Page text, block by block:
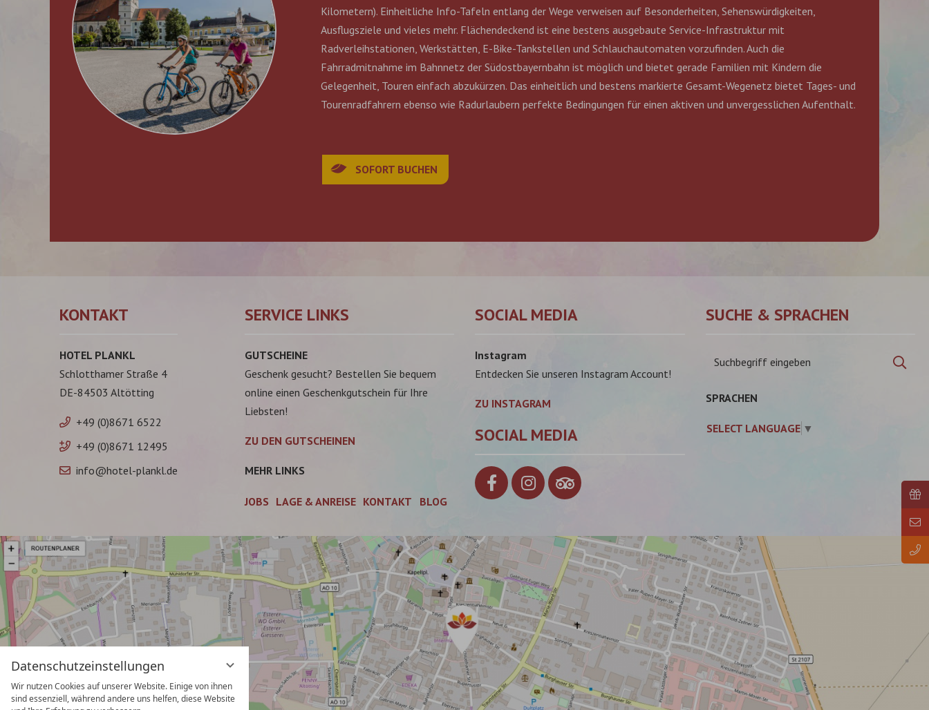
Datenschutzeinstellungen
Wir nutzen Cookies auf unserer Website. Einige von ihnen
sind essenziell, während andere uns helfen, diese Website
Kilometern). Einheitliche Info-Tafeln entlang der Wege verweisen auf Besonderheiten, Sehenswürdigkeiten,
Ausflugsziele und vieles mehr. Flächendeckend ist eine bestens ausgebaute Service-Infrastruktur mit
Radverleihstationen, Werkstätten, E-Bike-Tankstellen und Schlauchautomaten vorzufinden. Auch die
Fahrradmitnahme im Bahnnetz der Südostbayernbahn ist möglich und bietet gerade Familien mit Kindern die
Gelegenheit, Touren einfach abzukürzen. Das einheitlich und bestens markierte Gesamt-Wegenetz bietet Tages- und
Tourenradfahrern ebenso wie Radurlaubern perfekte Bedingungen für einen aktiven und unvergesslichen Aufenthalt.
SOFORT BUCHEN
KONTAKT
HOTEL PLANKL
Schlotthamer Straße 4
DE-84503 Altötting
+49 (0)8671 6522
+49 (0)8671 12495
info@hotel-plankl.de
SERVICE LINKS
GUTSCHEINE
Geschenk gesucht? Bestellen Sie bequem
online einen Geschenkgutschein für Ihre
Liebsten!
ZU DEN GUTSCHEINEN
MEHR LINKS
JOBS LAGE & ANREISE KONTAKT BLOG
SOCIAL MEDIA
Instagram
Entdecken Sie unseren Instagram Account!
ZU INSTAGRAM
SOCIAL MEDIA
SUCHE & SPRACHEN
SPRACHEN
SELECT LANGUAGE ▼